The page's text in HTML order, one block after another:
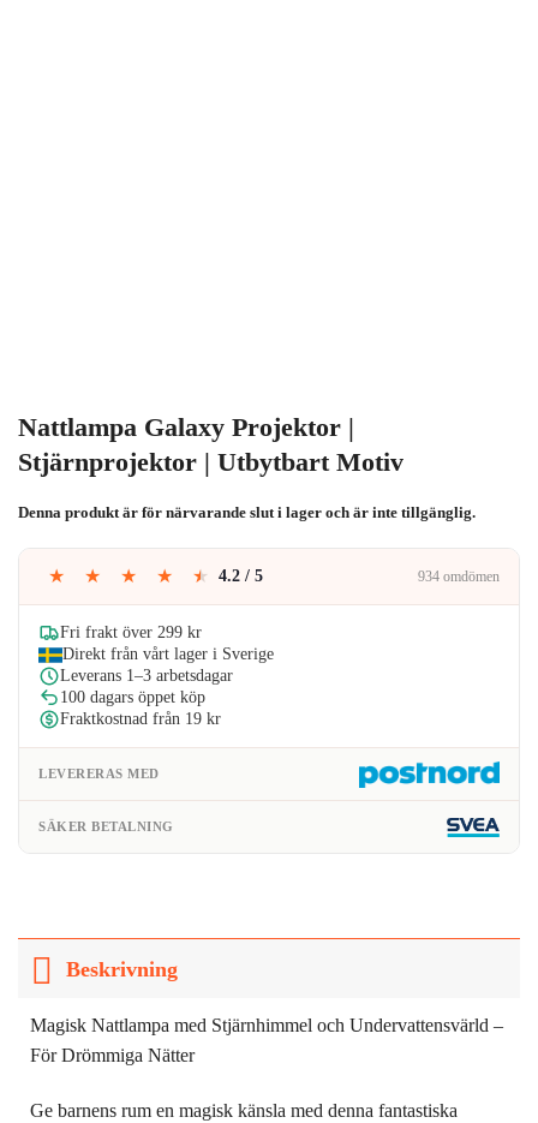
Nattlampa Galaxy Projektor |
Stjärnprojektor | Utbytbart Motiv
Denna produkt är för närvarande slut i lager och är inte tillgänglig.
★ ★ ★ ★ ★ 4.2 / 5 934 omdömen
Fri frakt över 299 kr
Direkt från vårt lager i Sverige
Leverans 1–3 arbetsdagar
100 dagars öppet köp
Fraktkostnad från 19 kr
LEVERERAS MED
SÄKER BETALNING
Beskrivning
Magisk Nattlampa med Stjärnhimmel och Undervattensvärld –
För Drömmiga Nätter
Ge barnens rum en magisk känsla med denna fantastiska